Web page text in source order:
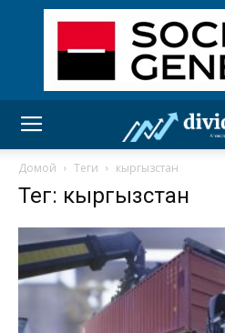
Домой Теги кыргызстан
Тег: кыргызстан